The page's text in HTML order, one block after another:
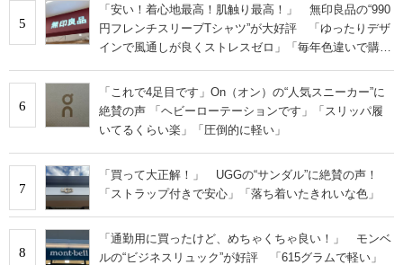
5
「安い！着心地最高！肌触り最高！」 無印良品の“990
円フレンチスリーブTシャツ”が大好評 「ゆったりデザ
インで風通しが良くストレスゼロ」「毎年色違いで購入
6
「これで4足目です」On（オン）の“人気スニーカー”に
絶賛の声 「ヘビーローテーションです」「スリッパ履
いてるくらい楽」「圧倒的に軽い」
7
「買って大正解！」 UGGの“サンダル”に絶賛の声！
「ストラップ付きで安心」「落ち着いたきれいな色」
8
「通勤用に買ったけど、めちゃくちゃ良い！」 モンベ
ルの“ビジネスリュック”が好評 「615グラムで軽い」